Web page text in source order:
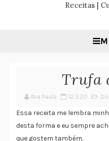
Receitas |
Trufa
Ana Paula 12.3.20
Essa receita me lembra
desta forma e eu sempre
que gostem também.